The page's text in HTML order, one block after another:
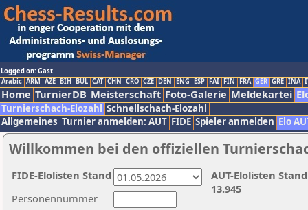
Logged on: Gast
Arabic ARM AZE BIH BUL CAT CHN CRO CZE DEN ENG ESP FAI FIN FRA GER GRE INA
Home TurnierDB Meisterschaft Foto-Galerie Meldekartei
Turnierschach-Elozahl Schnellschach-Elozahl
Allgemeines Turnier anmelden: AUT FIDE Spieler anmelden Elo
Willkommen bei den offiziellen
Personennummer
AUT-Elolisten
13.945
FIDE-Elolisten Stand